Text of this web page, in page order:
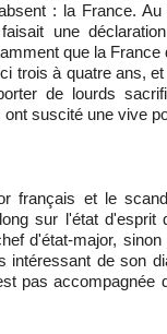
: la France.
une
que la France
trois à quatre ans,
de lourds
suscité une vive
français et le
sur l'état d'esprit
d'état-major,
intéressant de son
pas accompagnée